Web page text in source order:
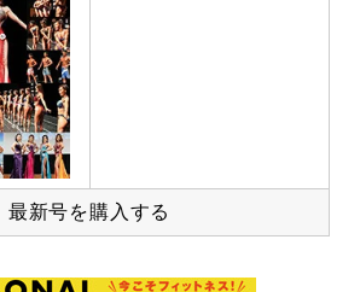
最新号を購入する